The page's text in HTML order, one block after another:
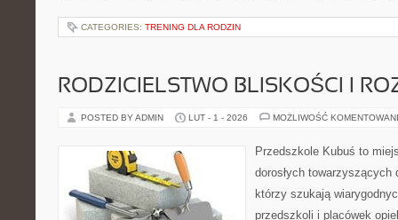
CATEGORIES: TRENING DLA RODZIN
RODZICIELSTWO BLISKOŚCI I
POSTED BY ADMIN LUT - 1 - 2026 MOŻLIWOŚĆ
Przedszkole Kubuś to
dorosłych
którzy szukają
przedszkoli i placówek